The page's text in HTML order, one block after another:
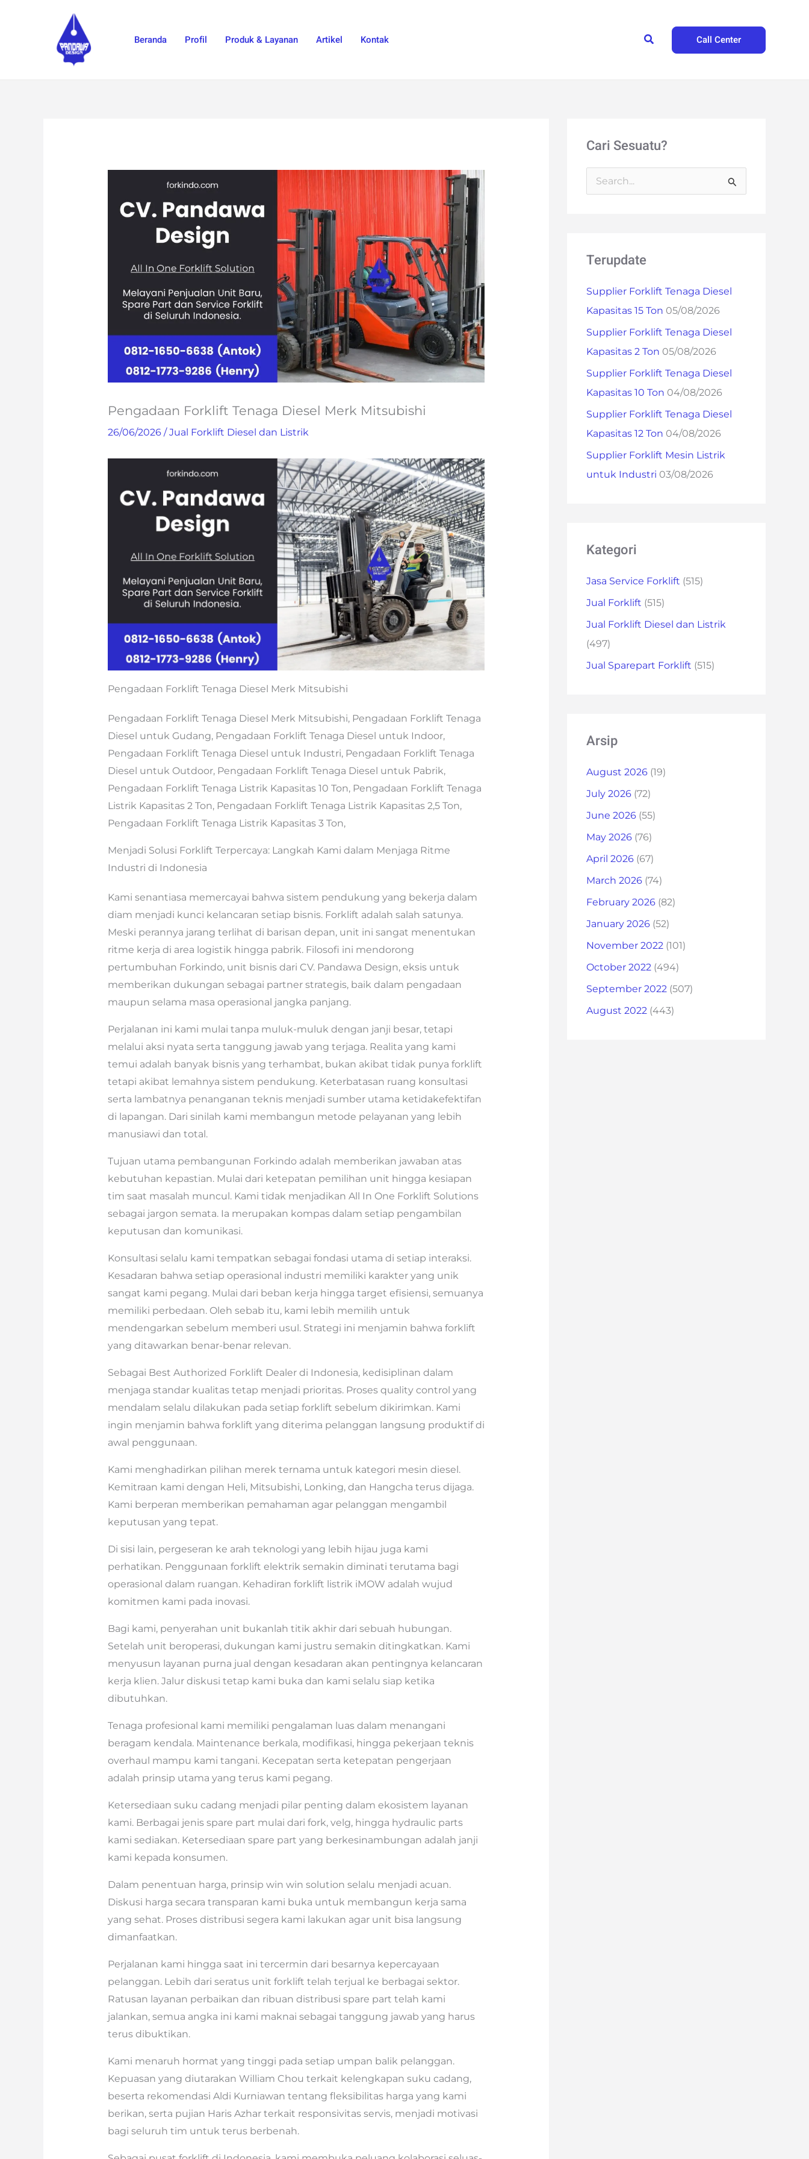
Beranda Profil Produk & Layanan Artikel Kontak Search Call Center
Pengadaan Forklift Tenaga Diesel Merk Mitsubishi
26/06/2026 /Jual Forklift Diesel dan Listrik
Pengadaan Forklift Tenaga Diesel Merk Mitsubishi
Pengadaan Forklift Tenaga Diesel Merk Mitsubishi, Pengadaan Forklift Tenaga
Diesel untuk Gudang, Pengadaan Forklift Tenaga Diesel untuk Indoor,
Pengadaan Forklift Tenaga Diesel untuk Industri, Pengadaan Forklift Tenaga
Diesel untuk Outdoor, Pengadaan Forklift Tenaga Diesel untuk Pabrik,
Pengadaan Forklift Tenaga Listrik Kapasitas 10 Ton, Pengadaan Forklift Tenaga
Listrik Kapasitas 2 Ton, Pengadaan Forklift Tenaga Listrik Kapasitas 2,5 Ton,
Pengadaan Forklift Tenaga Listrik Kapasitas 3 Ton,
Menjadi Solusi Forklift Terpercaya: Langkah Kami dalam Menjaga Ritme
Industri di Indonesia
Kami senantiasa memercayai bahwa sistem pendukung yang bekerja dalam
diam menjadi kunci kelancaran setiap bisnis. Forklift adalah salah satunya.
Meski perannya jarang terlihat di barisan depan, unit ini sangat menentukan
ritme kerja di area logistik hingga pabrik. Filosofi ini mendorong
pertumbuhan Forkindo, unit bisnis dari CV. Pandawa Design, eksis untuk
memberikan dukungan sebagai partner strategis, baik dalam pengadaan
maupun selama masa operasional jangka panjang.
Perjalanan ini kami mulai tanpa muluk-muluk dengan janji besar, tetapi
melalui aksi nyata serta tanggung jawab yang terjaga. Realita yang kami
temui adalah banyak bisnis yang terhambat, bukan akibat tidak punya forklift
tetapi akibat lemahnya sistem pendukung. Keterbatasan ruang konsultasi
serta lambatnya penanganan teknis menjadi sumber utama ketidakefektifan
di lapangan. Dari sinilah kami membangun metode pelayanan yang lebih
manusiawi dan total.
Tujuan utama pembangunan Forkindo adalah memberikan jawaban atas
kebutuhan kepastian. Mulai dari ketepatan pemilihan unit hingga kesiapan
tim saat masalah muncul. Kami tidak menjadikan All In One Forklift Solutions
sebagai jargon semata. Ia merupakan kompas dalam setiap pengambilan
keputusan dan komunikasi.
Konsultasi selalu kami tempatkan sebagai fondasi utama di setiap interaksi.
Kesadaran bahwa setiap operasional industri memiliki karakter yang unik
sangat kami pegang. Mulai dari beban kerja hingga target efisiensi, semuanya
memiliki perbedaan. Oleh sebab itu, kami lebih memilih untuk
mendengarkan sebelum memberi usul. Strategi ini menjamin bahwa forklift
yang ditawarkan benar-benar relevan.
Sebagai Best Authorized Forklift Dealer di Indonesia, kedisiplinan dalam
menjaga standar kualitas tetap menjadi prioritas. Proses quality control yang
mendalam selalu dilakukan pada setiap forklift sebelum dikirimkan. Kami
ingin menjamin bahwa forklift yang diterima pelanggan langsung produktif di
awal penggunaan.
Kami menghadirkan pilihan merek ternama untuk kategori mesin diesel.
Kemitraan kami dengan Heli, Mitsubishi, Lonking, dan Hangcha terus dijaga.
Kami berperan memberikan pemahaman agar pelanggan mengambil
keputusan yang tepat.
Di sisi lain, pergeseran ke arah teknologi yang lebih hijau juga kami
perhatikan. Penggunaan forklift elektrik semakin diminati terutama bagi
operasional dalam ruangan. Kehadiran forklift listrik iMOW adalah wujud
komitmen kami pada inovasi.
Bagi kami, penyerahan unit bukanlah titik akhir dari sebuah hubungan.
Setelah unit beroperasi, dukungan kami justru semakin ditingkatkan. Kami
menyusun layanan purna jual dengan kesadaran akan pentingnya kelancaran
kerja klien. Jalur diskusi tetap kami buka dan kami selalu siap ketika
dibutuhkan.
Tenaga profesional kami memiliki pengalaman luas dalam menangani
beragam kendala. Maintenance berkala, modifikasi, hingga pekerjaan teknis
overhaul mampu kami tangani. Kecepatan serta ketepatan pengerjaan
adalah prinsip utama yang terus kami pegang.
Ketersediaan suku cadang menjadi pilar penting dalam ekosistem layanan
kami. Berbagai jenis spare part mulai dari fork, velg, hingga hydraulic parts
kami sediakan. Ketersediaan spare part yang berkesinambungan adalah janji
kami kepada konsumen.
Dalam penentuan harga, prinsip win win solution selalu menjadi acuan.
Diskusi harga secara transparan kami buka untuk membangun kerja sama
yang sehat. Proses distribusi segera kami lakukan agar unit bisa langsung
dimanfaatkan.
Perjalanan kami hingga saat ini tercermin dari besarnya kepercayaan
pelanggan. Lebih dari seratus unit forklift telah terjual ke berbagai sektor.
Ratusan layanan perbaikan dan ribuan distribusi spare part telah kami
jalankan, semua angka ini kami maknai sebagai tanggung jawab yang harus
terus dibuktikan.
Kami menaruh hormat yang tinggi pada setiap umpan balik pelanggan.
Kepuasan yang diutarakan William Chou terkait kelengkapan suku cadang,
beserta rekomendasi Aldi Kurniawan tentang fleksibilitas harga yang kami
berikan, serta pujian Haris Azhar terkait responsivitas servis, menjadi motivasi
bagi seluruh tim untuk terus berbenah.
Cari Sesuatu?
r
:
Terupdate
Supplier Forklift Tenaga Diesel
Kapasitas 15 Ton 05/08/2026
Supplier Forklift Tenaga Diesel
Kapasitas 2 Ton 05/08/2026
Supplier Forklift Tenaga Diesel
Kapasitas 10 Ton 04/08/2026
Supplier Forklift Tenaga Diesel
Kapasitas 12 Ton 04/08/2026
Supplier Forklift Mesin Listrik
untuk Industri 03/08/2026
Kategori
Jasa Service Forklift (515)
Jual Forklift (515)
Jual Forklift Diesel dan Listrik
(497)
Jual Sparepart Forklift (515)
Arsip
August 2026 (19)
July 2026 (72)
June 2026 (55)
May 2026 (76)
April 2026 (67)
March 2026 (74)
February 2026 (82)
January 2026 (52)
November 2022 (101)
October 2022 (494)
September 2022 (507)
August 2022 (443)